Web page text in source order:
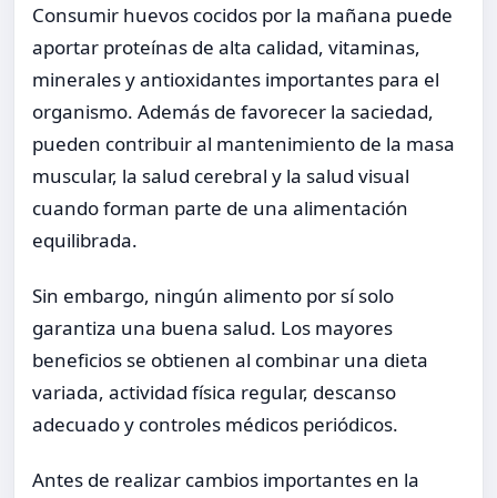
Consumir huevos cocidos por la mañana puede
aportar proteínas de alta calidad, vitaminas,
minerales y antioxidantes importantes para el
organismo. Además de favorecer la saciedad,
pueden contribuir al mantenimiento de la masa
muscular, la salud cerebral y la salud visual
cuando forman parte de una alimentación
equilibrada.
Sin embargo, ningún alimento por sí solo
garantiza una buena salud. Los mayores
beneficios se obtienen al combinar una dieta
variada, actividad física regular, descanso
adecuado y controles médicos periódicos.
Antes de realizar cambios importantes en la